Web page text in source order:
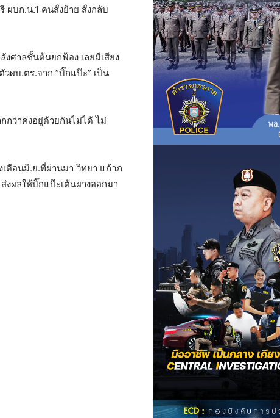
ผบก.น.1 คนสั่งย้าย สั่งกลับ
ศาลชั้นต้นยกฟ้อง เลยมีเสียง
ผบ.ตร.จาก ”บิ๊กแป๊ะ” เป็น
กว่าคงอยู่ด้วยกันไม่ได้ ไม่
เดือนมิ.ย.ที่ผ่านมา วิทยา แก้วภ
งผลให้บิ๊กแป๊ะเต้นผางออกมา